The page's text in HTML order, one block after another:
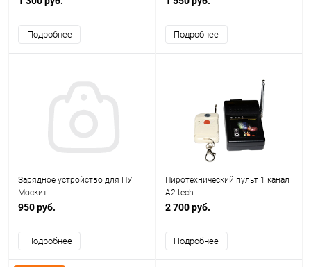
Подробнее Подробнее
Зарядное устройство для ПУ
Москит
950 руб.
Подробнее
Пиротехнический пульт 1 канал
A2 tech
2 700 руб.
Подробнее